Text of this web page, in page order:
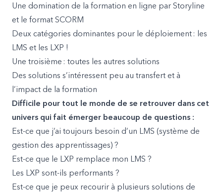
Une domination de la formation en ligne par Storyline
et le format SCORM
Deux catégories dominantes pour le déploiement : les
LMS et les LXP !
Une troisième : toutes les autres solutions
Des solutions s’intéressent peu au transfert et à
l’impact de la formation
Difficile pour tout le monde de se retrouver dans cet
univers qui fait émerger beaucoup de questions :
Est-ce que j’ai toujours besoin d’un LMS (système de
gestion des apprentissages) ?
Est-ce que le LXP remplace mon LMS ?
Les LXP sont-ils performants ?
Est-ce que je peux recourir à plusieurs solutions de